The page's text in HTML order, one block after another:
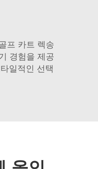
프 카트 렉송
경험을 제공
일적인 선택